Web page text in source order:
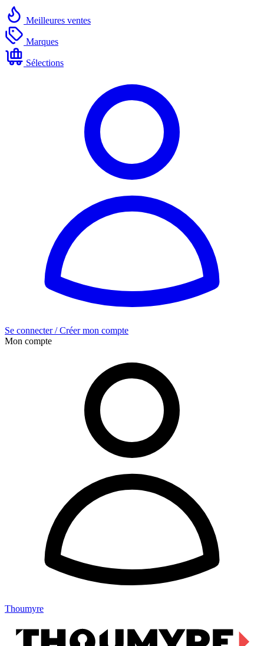
Meilleures ventes
Marques
Sélections
Se connecter / Créer mon compte
Mon compte
Thoumyre